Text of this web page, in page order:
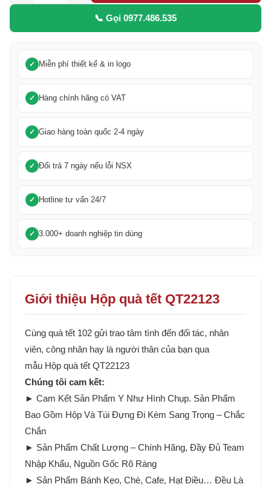
📞 Gọi 0977.486.535
Miễn phí thiết kế & in logo
Hàng chính hãng có VAT
Giao hàng toàn quốc 2-4 ngày
Đổi trả 7 ngày nếu lỗi NSX
Hotline tư vấn 24/7
3.000+ doanh nghiệp tin dùng
Giới thiệu Hộp quà tết QT22123
Cùng quà tết 102 gửi trao tâm tình đến đối tác, nhân
viên, công nhân hay là người thân của bạn qua
mẫu Hộp quà tết QT22123
Chúng tôi cam kết:
► Cam Kết Sản Phẩm Y Như Hình Chụp. Sản Phẩm
Bao Gồm Hộp Và Túi Đựng Đi Kèm Sang Trọng – Chắc
Chắn
► Sản Phẩm Chất Lượng – Chính Hãng, Đầy Đủ Team
Nhập Khẩu, Nguồn Gốc Rõ Ràng
► Sản Phẩm Bánh Kẹo, Chè, Cafe, Hạt Điều… Đều Là